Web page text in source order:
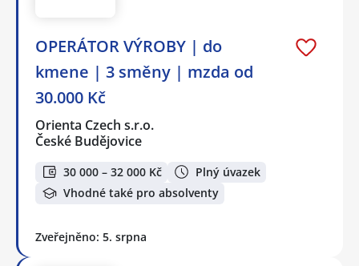
OPERÁTOR VÝROBY | do
kmene | 3 směny | mzda od
30.000 Kč
Orienta Czech s.r.o.
České Budějovice
30 000 – 32 000 Kč
Plný úvazek
Vhodné také pro absolventy
Zveřejněno: 5. srpna